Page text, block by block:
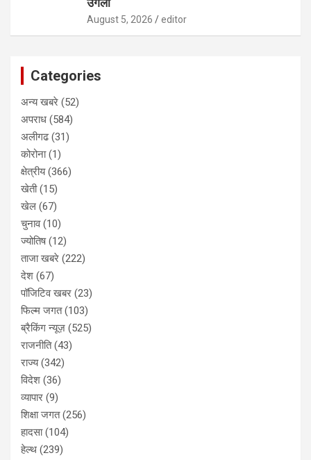
उगला
August 5, 2026 editor
Categories
अन्य खबरे (52)
अपराध (584)
अलीगढ(31)
कोरोना(1)
क्षेत्रीय(366)
खेती(15)
खेल (67)
चुनाव(10)
ज्योतिष(12)
ताजा खबरे (222)
देश (67)
पॉजिटिव खबर (23)
फिल्म जगत(103)
ब्रैकिंग न्यूज़ (525)
राजनीति(43)
राज्य(342)
विदेश (36)
व्यापार (9)
शिक्षा जगत(256)
हादसा(104)
हेल्थ (239)